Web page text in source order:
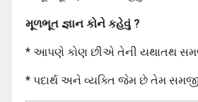
મૂળભૂત જ્ઞાન કોને કહેવું ?
* આપણે કોણ છીએ તેની યથાતથ
* પદાર્થ અને વ્યક્તિ જેમ છે તેમ સમજી